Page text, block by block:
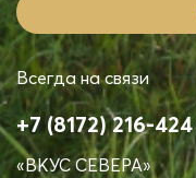
Всегда на связи
+7 (8172) 216-424
«ВКУС СЕВЕРА»